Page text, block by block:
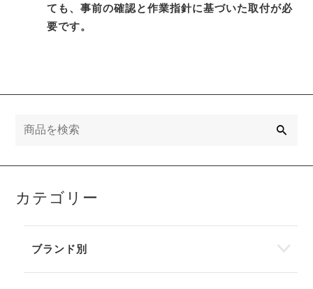
ても、事前の確認と作業指針に基づいた取付が必
要です。
カテゴリー
ブランド別